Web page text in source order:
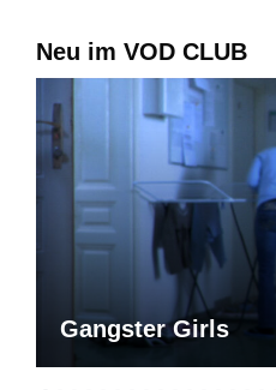
Neu im VOD CLUB
Gangster Girls